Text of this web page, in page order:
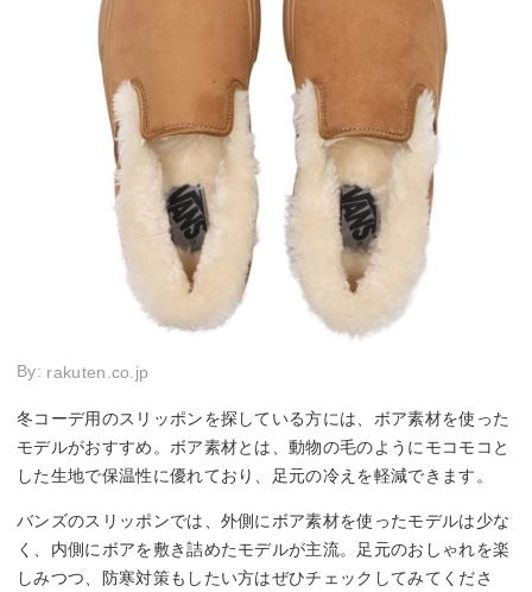
By: rakuten.co.jp
冬コーデ用のスリッポンを探している方には、ボア素材を使った
モデルがおすすめ。ボア素材とは、動物の毛のようにモコモコと
した生地で保温性に優れており、足元の冷えを軽減できます。
バンズのスリッポンでは、外側にボア素材を使ったモデルは少な
く、内側にボアを敷き詰めたモデルが主流。足元のおしゃれを楽
しみつつ、防寒対策もしたい方はぜひチェックしてみてくださ